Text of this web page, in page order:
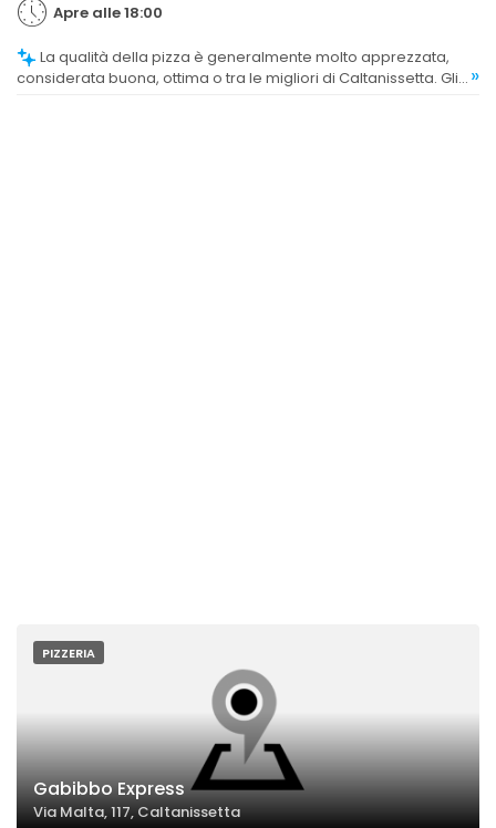
Apre alle 18:00
considerata buona, ottima o tra le migliori di Caltanissetta. Gli
»
PIZZERIA
Gabibbo Express
Via Malta, 117, Caltanissetta